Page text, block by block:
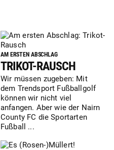
AM ERSTEN ABSCHLAG
TRIKOT-RAUSCH
Wir müssen zugeben: Mit
dem Trendsport Fußballgolf
können wir nicht viel
anfangen. Aber wie der Nairn
County FC die Sportarten
Fußball ...